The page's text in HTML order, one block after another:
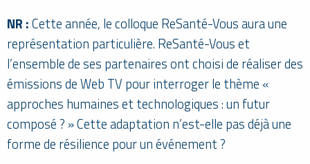
NR :Cette année, le colloque ReSanté-Vous aura une
représentation particulière. ReSanté-Vous et
l’ensemble de ses partenaires ont choisi de réaliser des
émissions de Web TV pour interroger le thème «
approches humaines et technologiques : un futur
composé ? » Cette adaptation n’est-elle pas déjà une
forme de résilience pour un événement ?